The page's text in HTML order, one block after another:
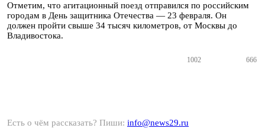
Отметим, что агитационный поезд отправился по российским
городам в День защитника Отечества — 23 февраля. Он
должен пройти свыше 34 тысяч километров, от Москвы до
Владивостока.
1002 666
Есть о чём рассказать? Пиши: info@news29.ru